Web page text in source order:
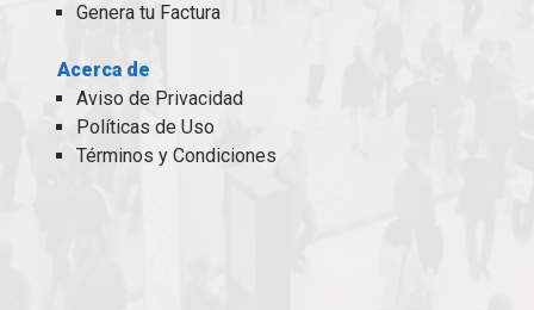
Genera tu Factura
Acerca de
Aviso de Privacidad
Políticas de Uso
Términos y Condiciones